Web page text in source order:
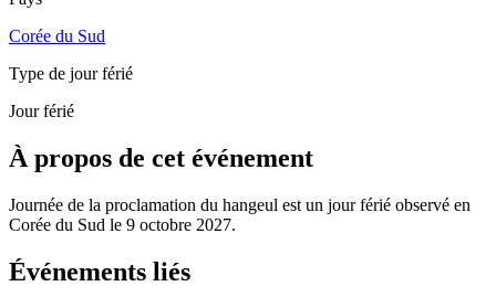
Corée du Sud
Type de jour férié
Jour férié
À propos de cet événement
Journée de la proclamation du hangeul est un jour férié observé en
Corée du Sud le 9 octobre 2027.
Événements liés